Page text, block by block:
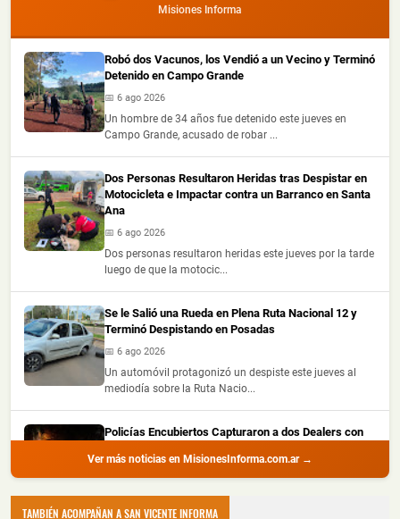
Misiones Informa
Robó dos Vacunos, los Vendió a un Vecino y Terminó
Detenido en Campo Grande
📅 6 ago 2026
Un hombre de 34 años fue detenido este jueves en
Campo Grande, acusado de robar ...
Dos Personas Resultaron Heridas tras Despistar en
Motocicleta e Impactar contra un Barranco en Santa
Ana
📅 6 ago 2026
Dos personas resultaron heridas este jueves por la tarde
luego de que la motocic...
Se le Salió una Rueda en Plena Ruta Nacional 12 y
Terminó Despistando en Posadas
📅 6 ago 2026
Un automóvil protagonizó un despiste este jueves al
mediodía sobre la Ruta Nacio...
Policías Encubiertos Capturaron a dos Dealers con
Puerto Iguazú
Dos presuntos dealers fueron demorados durante
Ver más noticias en MisionesInforma.com.ar →
TAMBIÉN ACOMPAÑAN A SAN VICENTE INFORMA